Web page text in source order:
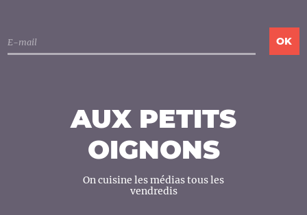
AUX PETITS
OIGNONS
On cuisine les médias tous les
vendredis